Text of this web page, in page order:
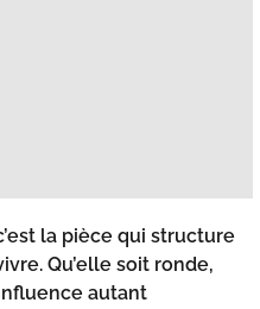
la pièce qui structure
Qu’elle soit ronde,
autant